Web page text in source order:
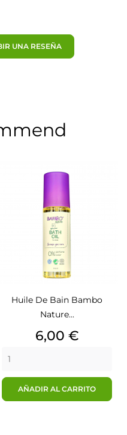
UNA RESEÑA
Huile De Bain Bambo
Nature...
Precio
6,00 €
AÑADIR AL CARRITO